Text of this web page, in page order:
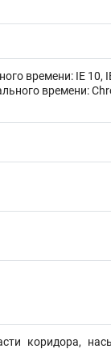
времени: IE 10,
времени:
коридора,